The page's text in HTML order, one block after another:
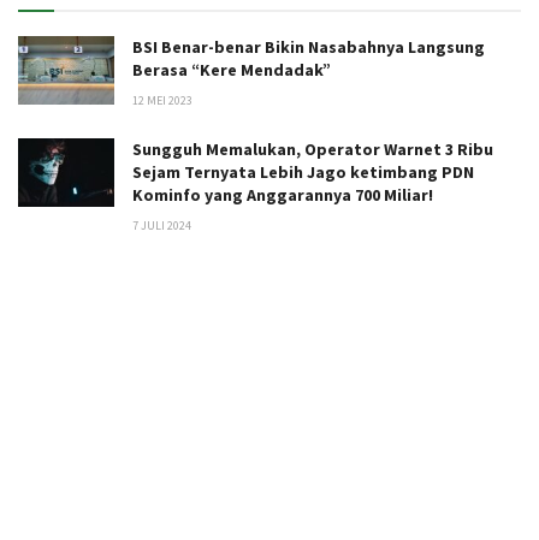
BSI Benar-benar Bikin Nasabahnya Langsung
Berasa “Kere Mendadak”
12 MEI 2023
Sungguh Memalukan, Operator Warnet 3 Ribu
Sejam Ternyata Lebih Jago ketimbang PDN
Kominfo yang Anggarannya 700 Miliar!
7 JULI 2024